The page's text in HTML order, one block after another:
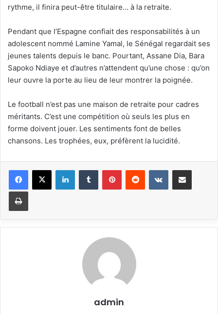
rythme, il finira peut-être titulaire… à la retraite.
Pendant que l’Espagne confiait des responsabilités à un
adolescent nommé Lamine Yamal, le Sénégal regardait ses
jeunes talents depuis le banc. Pourtant, Assane Dia, Bara
Sapoko Ndiaye et d’autres n’attendent qu’une chose : qu’on
leur ouvre la porte au lieu de leur montrer la poignée.
Le football n’est pas une maison de retraite pour cadres
méritants. C’est une compétition où seuls les plus en
forme doivent jouer. Les sentiments font de belles
chansons. Les trophées, eux, préfèrent la lucidité.
LinkedinTumblr PinterestReddit VKontaktePartager par email
Imprimer
admin